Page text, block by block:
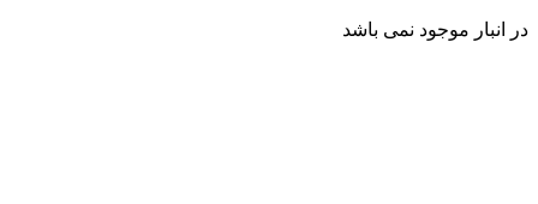
در انبار موجود نمی باشد